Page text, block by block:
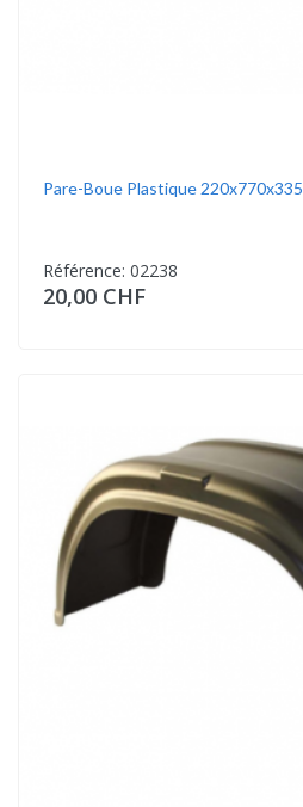
Pare-Boue Plastique
Référence: 02238
20,00 CHF